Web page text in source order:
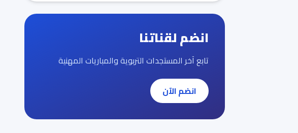
انضم لقناتنا
تابع آخر المستجدات التربوية والمباريات المهنية
انضم الآن